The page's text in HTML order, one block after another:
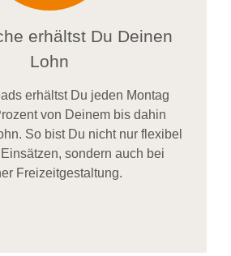
erhältst Du Deinen
Lohn
erhältst Du jeden Montag
von Deinem bis dahin
. So bist Du nicht nur flexibel
, sondern auch bei
Freizeitgestaltung.